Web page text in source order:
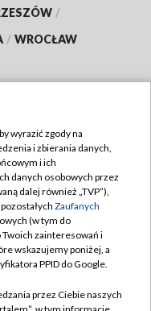
/
/ WROCŁAW
wyrazić zgody na
i zbierania danych,
i ich
danych osobowych przez
dalej również „TVP”),
Zaufanych
(w tym do
zainteresowań i
wskazujemy poniżej, a
PPID do Google.
przez Ciebie naszych